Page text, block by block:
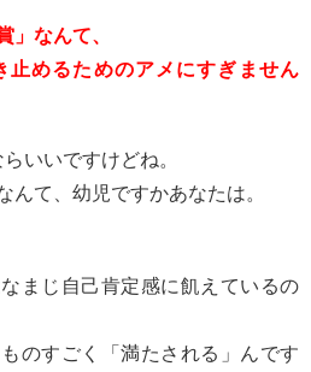
なんて、
止めるためのアメにすぎません
いいですけどね。
んて、幼児ですかあなたは。
まじ自己肯定感に飢えているの
のすごく「満たされる」んです